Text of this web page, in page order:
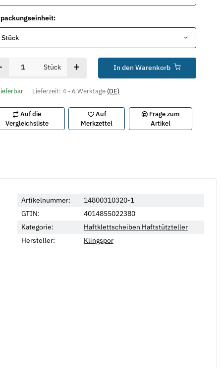
Stück
Stück In den Warenkorb
Lieferzeit:4 - 6 Werktage (DE)
Auf die
Vergleichsliste
Auf
Merkzettel
Frage zum
Artikel
Artikelnummer:
14800310320-1
GTIN:
4014855022380
Kategorie:
Haftklettscheiben Haftstützteller
Hersteller:
Klingspor